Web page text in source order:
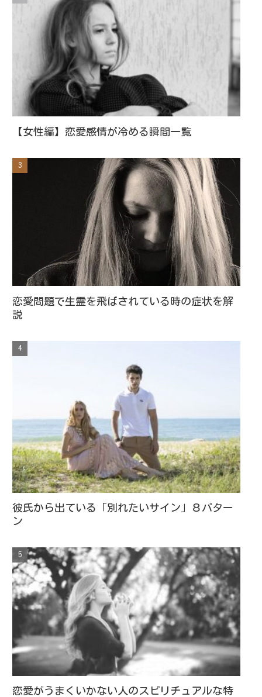
【女性編】恋愛感情が冷める瞬間一覧
恋愛問題で生霊を飛ばされている時の症状を解
説
彼氏から出ている「別れたいサイン」８パター
ン
恋愛がうまくいかない人のスピリチュアルな特